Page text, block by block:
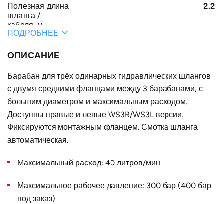
Полезная длина
шланга /
кабеля, м
2.2
шланга /
A, мм
F, мм
E, мм
B, мм
Конструктивное
для трёх одинарных шлангов
Наружный
диаметр D, мм
340
ПОДРОБНЕЕ
ОПИСАНИЕ
Барабан для трёх одинарных гидравлических шлангов
с двумя средними фланцами между 3 барабанами, с
большим диаметром и максимальным расходом.
Доступны правые и левые WS3R/WS3L версии.
Фиксируются монтажным фланцем. Смотка шланга
автоматическая.
Максимальный расход: 40 литров/мин
Максимальное рабочее давление: 300 бар (400 бар
под заказ)